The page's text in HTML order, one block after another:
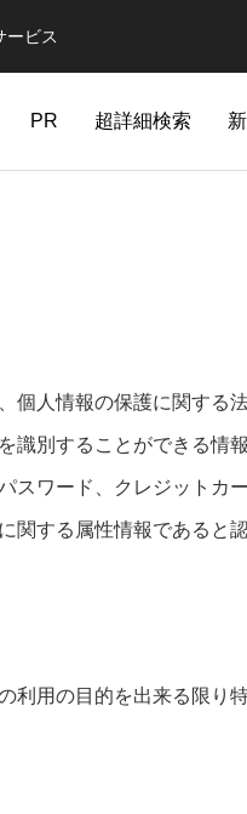
ービス
PR 超詳細検索
個人情報の保護に関する
識別することができる情
スワード、クレジットカ
する属性情報であると
用の目的を出来る限り特